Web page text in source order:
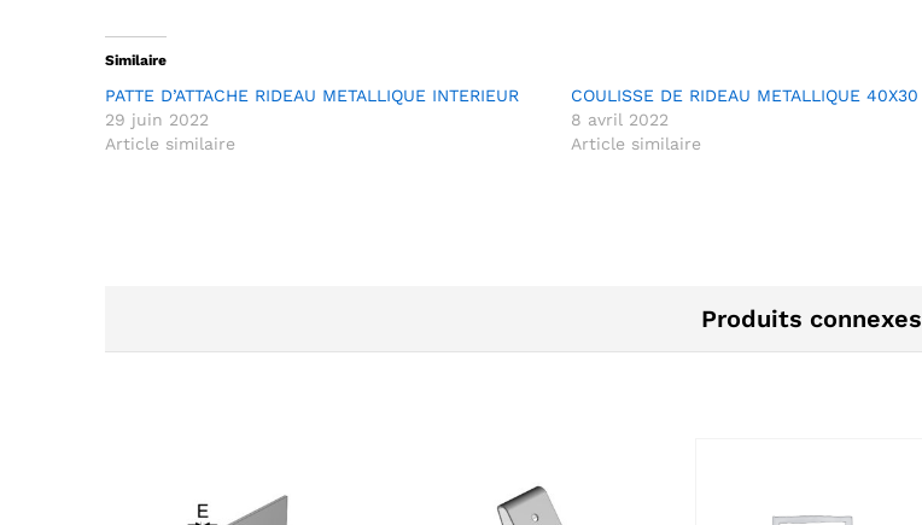
Similaire
PATTE D’ATTACHE RIDEAU METALLIQUE INTERIEUR
29 juin 2022
Article similaire
COULISSE DE RIDEAU METALLIQUE 40X30
8 avril 2022
Article similaire
Produits connexes